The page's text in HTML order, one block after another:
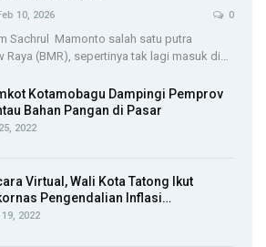
10, 2026 0
Sachrul Mamonto salah satu putra
(BMR), sepertinya tak lagi masuk di…
Kotamobagu Dampingi Pemprov
Bahan Pangan di Pasar
2022
Virtual, Wali Kota Tatong Ikut
Pengendalian Inflasi…
2022